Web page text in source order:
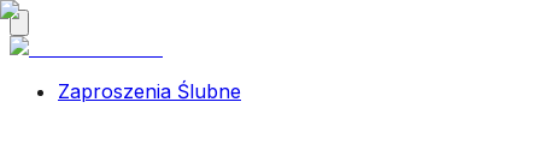
Zaproszenia Ślubne